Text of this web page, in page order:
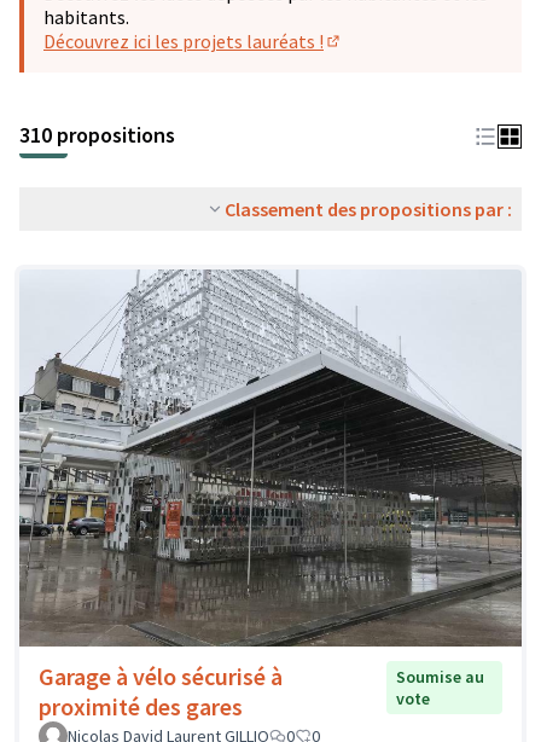
habitants.
Découvrez ici les projets lauréats !
310 propositions
Classement des propositions par :
Garage à vélo sécurisé à
proximité des gares
Soumise au
vote
Nicolas David Laurent GILLIO
0 0